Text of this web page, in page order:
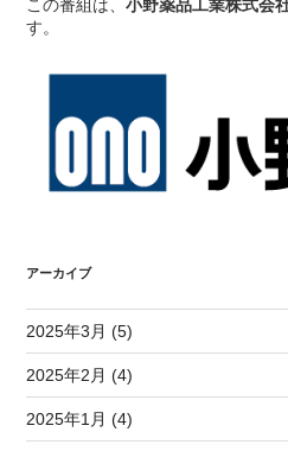
この番組は、小野薬品工業株式会
す。
アーカイブ
2025年3月 (5)
2025年2月 (4)
2025年1月 (4)